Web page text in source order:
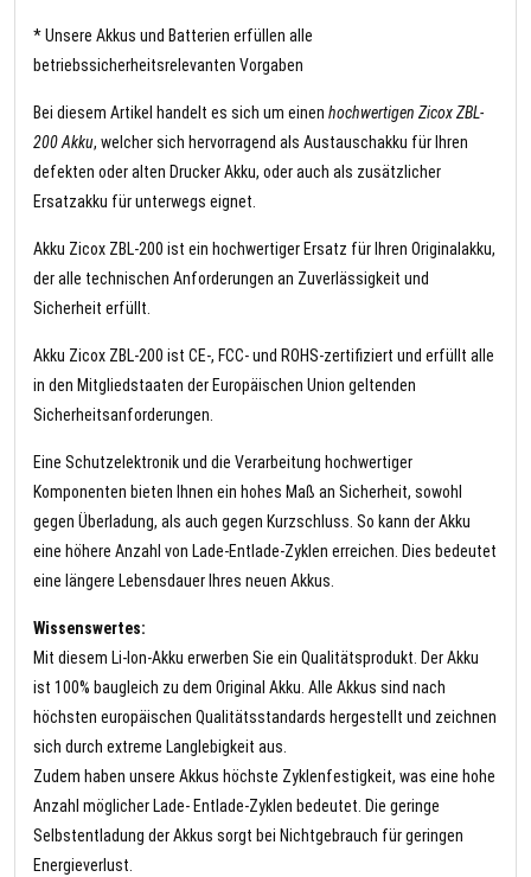
* Unsere Akkus und Batterien erfüllen alle
betriebssicherheitsrelevanten Vorgaben
Bei diesem Artikel handelt es sich um einen hochwertigen Zicox ZBL-
200 Akku, welcher sich hervorragend als Austauschakku für Ihren
defekten oder alten Drucker Akku, oder auch als zusätzlicher
Ersatzakku für unterwegs eignet.
Akku Zicox ZBL-200 ist ein hochwertiger Ersatz für Ihren Originalakku,
der alle technischen Anforderungen an Zuverlässigkeit und
Sicherheit erfüllt.
Akku Zicox ZBL-200 ist CE-, FCC- und ROHS-zertifiziert und erfüllt alle
in den Mitgliedstaaten der Europäischen Union geltenden
Sicherheitsanforderungen.
Eine Schutzelektronik und die Verarbeitung hochwertiger
Komponenten bieten Ihnen ein hohes Maß an Sicherheit, sowohl
gegen Überladung, als auch gegen Kurzschluss. So kann der Akku
eine höhere Anzahl von Lade-Entlade-Zyklen erreichen. Dies bedeutet
eine längere Lebensdauer Ihres neuen Akkus.
Wissenswertes:
Mit diesem Li-Ion-Akku erwerben Sie ein Qualitätsprodukt. Der Akku
ist 100% baugleich zu dem Original Akku. Alle Akkus sind nach
höchsten europäischen Qualitätsstandards hergestellt und zeichnen
sich durch extreme Langlebigkeit aus.
Zudem haben unsere Akkus höchste Zyklenfestigkeit, was eine hohe
Anzahl möglicher Lade- Entlade-Zyklen bedeutet. Die geringe
Selbstentladung der Akkus sorgt bei Nichtgebrauch für geringen
Energieverlust.